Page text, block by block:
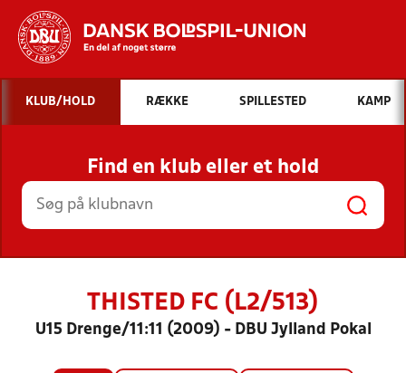
Hvad vil du søge efter?
INDHOLD OG NYHEDER
STILLINGER, RESULTATER, KLUBBER OG
HOLD
KLUB/HOLD RÆKKE SPILLESTED KAMP
Find en klub eller et hold
THISTED FC (L2/513)
U15 Drenge/11:11 (2009) - DBU Jylland Pokal